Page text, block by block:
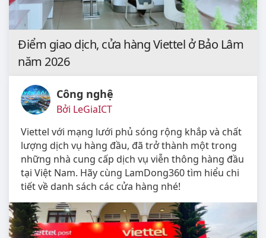
Điểm giao dịch, cửa hàng Viettel ở Bảo Lâm
năm 2026
Công nghệ
Bởi LeGiaICT
Viettel với mạng lưới phủ sóng rộng khắp và chất
lượng dịch vụ hàng đầu, đã trở thành một trong
những nhà cung cấp dịch vụ viễn thông hàng đầu
tại Việt Nam. Hãy cùng LamDong360 tìm hiểu chi
tiết về danh sách các cửa hàng nhé!